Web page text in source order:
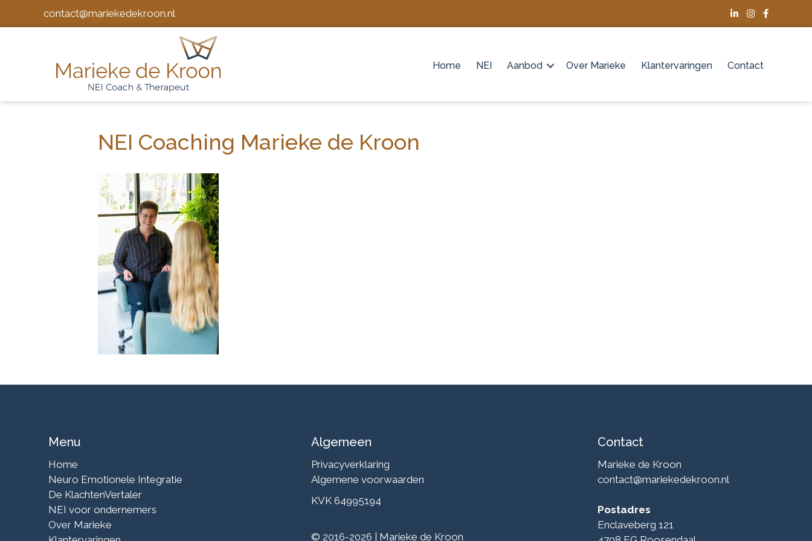
contact@mariekedekroon.nl
Home NEI Aanbod Over Marieke Klantervaringen Contact
NEI Coaching Marieke de Kroon
Menu
Home
Neuro Emotionele Integratie
De KlachtenVertaler
NEI voor ondernemers
Over Marieke
Algemeen
Privacyverklaring
Algemene voorwaarden
KVK 64995194
© 2016-2026 | Marieke de Kroon
Contact
Marieke de Kroon
contact@mariekedekroon.nl
Postadres
Enclaveberg 121